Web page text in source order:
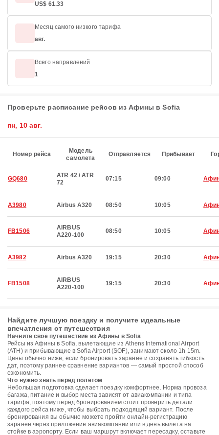
US$ 61.33
Месяц самого низкого тарифа
авг.
Всего направлений
1
Проверьте расписание рейсов из Афины в Sofia
пн, 10 авг.
Номер рейса
Модель
самолета
Отправляется Прибывает
GQ680
ATR 42 / ATR
72
07:15 09:00
A3980 Airbus A320 08:50 10:05
FB1506
AIRBUS
A220-100
08:50 10:05
A3982 Airbus A320 19:15 20:30
FB1508
AIRBUS
A220-100
19:15 20:30
Найдите лучшую поездку и получите идеальные
впечатления от путешествия
Начните своё путешествие из Афины в Sofia
Рейсы из Афины в Sofia, вылетающие из Athens International Airport
(ATH) и прибывающие в Sofia Airport (SOF), занимают около 1h 15m.
Цены обычно ниже, если бронировать заранее и сохранять гибкость
дат, поэтому раннее сравнение вариантов — самый простой способ
сэкономить.
Что нужно знать перед полётом
Небольшая подготовка сделает поездку комфортнее. Норма провоза
багажа, питание и выбор места зависят от авиакомпании и типа
тарифа, поэтому перед бронированием стоит проверить детали
каждого рейса ниже, чтобы выбрать подходящий вариант. После
бронирования вы обычно можете пройти онлайн-регистрацию
заранее через приложение авиакомпании или в день вылета на
стойке в аэропорту. Если ваш маршрут включает пересадку, оставьте